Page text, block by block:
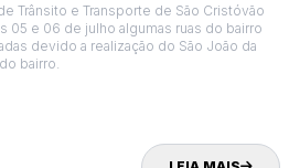
Trânsito e Transporte de São Cristóvão
05 e 06 de julho algumas ruas do bairro
devido a realização do São João da
bairro.